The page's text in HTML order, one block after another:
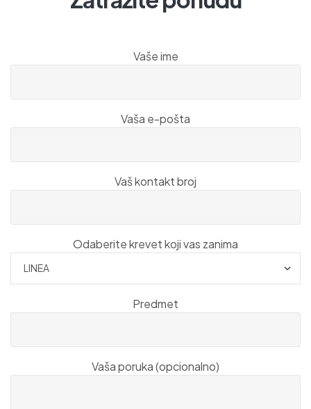
Vaše ime
Vaša e-pošta
Vaš kontakt broj
Odaberite krevet koji vas zanima
Predmet
Vaša poruka (opcionalno)